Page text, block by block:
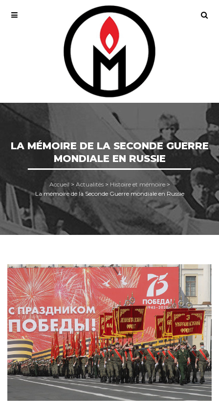
LA MÉMOIRE DE LA SECONDE GUERRE
MONDIALE EN RUSSIE
Accueil > Actualités> Histoire et mémoire>
La mémoire de la Seconde Guerre mondiale en Russie